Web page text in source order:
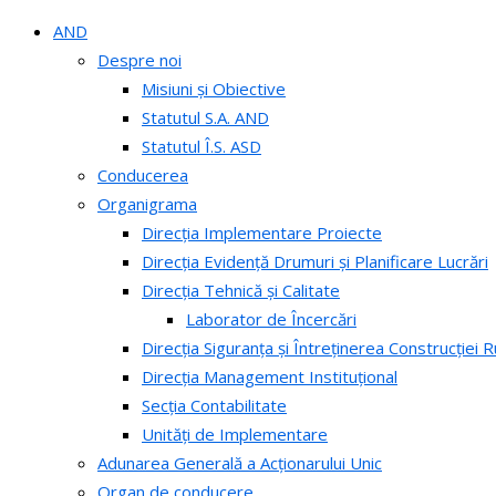
AND
Despre noi
Misiuni și Obiective
Statutul S.A. AND
Statutul Î.S. ASD
Conducerea
Organigrama
Direcția Implementare Proiecte
Direcția Evidență Drumuri și Planificare Lucrări
Direcția Tehnică și Calitate
Laborator de Încercări
Direcția Siguranța și Întreținerea Construcției
Direcția Management Instituțional
Secția Contabilitate
Unități de Implementare
Adunarea Generală a Acționarului Unic
Organ de conducere